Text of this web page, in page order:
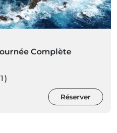
Complète
Réserver